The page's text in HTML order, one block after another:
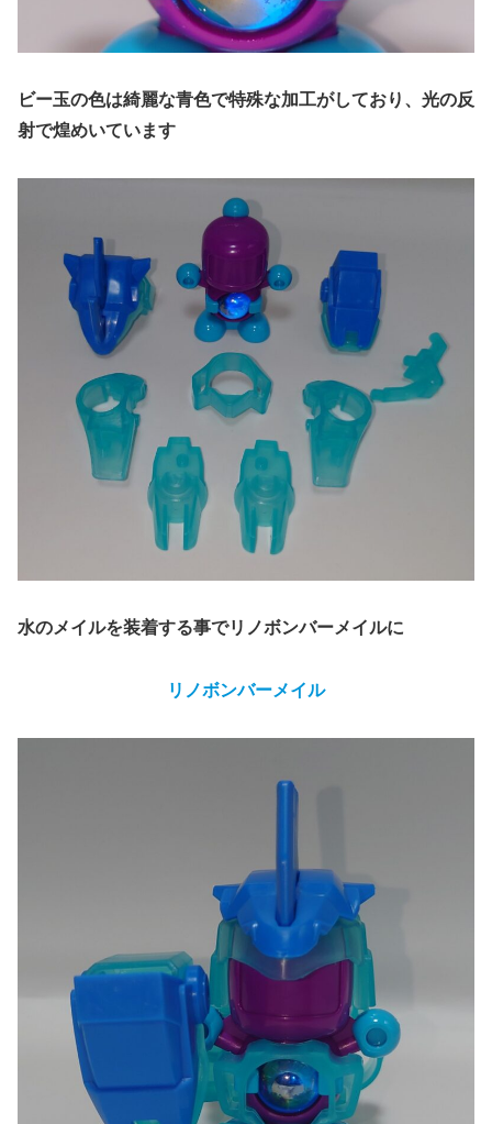
ビー玉の色は綺麗な青色で特殊な加工がしており、光の反
射で煌めいています
水のメイルを装着する事でリノボンバーメイルに
リノボンバーメイル